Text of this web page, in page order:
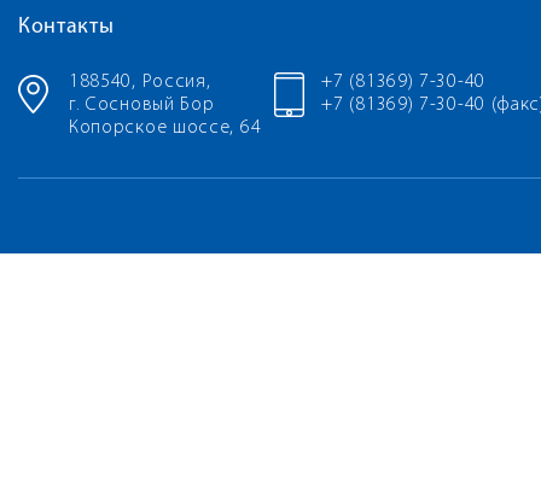
Контакты
188540, Россия,
г. Сосновый Бор
Копорское шоссе, 64
+7 (81369) 7-30-40
+7 (81369) 7-30-40